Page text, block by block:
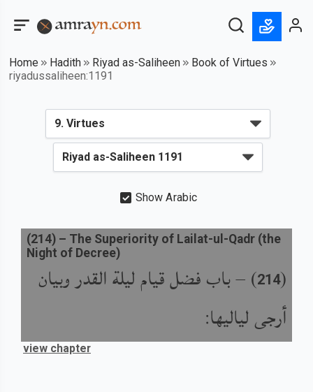
Home Hadith Riyad as-Saliheen
Book of Virtues
riyadussaliheen:1191
Show Arabic
(
214
) –باب فضل قيام ليلة القدر وبيان
أرجى لياليها:
(214) – The Superiority of Lailat-ul-Qadr (the
Night of Decree)
view chapter